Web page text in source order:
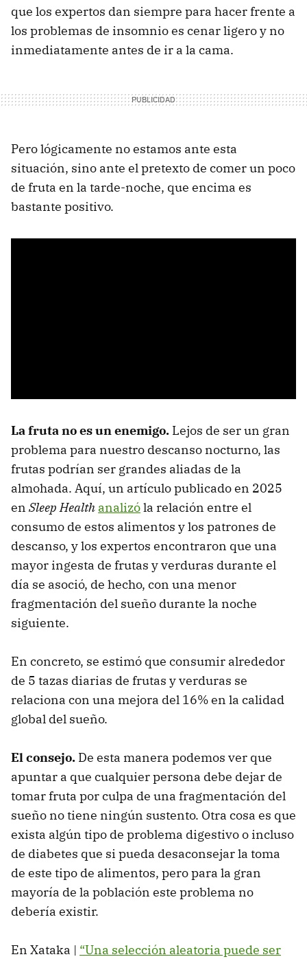
que los expertos dan siempre para hacer frente a
los problemas de insomnio es cenar ligero y no
inmediatamente antes de ir a la cama.
Pero lógicamente no estamos ante esta
situación, sino ante el pretexto de comer un poco
de fruta en la tarde-noche, que encima es
bastante positivo.
La fruta no es un enemigo. Lejos de ser un gran
problema para nuestro descanso nocturno, las
frutas podrían ser grandes aliadas de la
almohada. Aquí, un artículo publicado en 2025
en Sleep Health analizóla relación entre el
consumo de estos alimentos y los patrones de
descanso, y los expertos encontraron que una
mayor ingesta de frutas y verduras durante el
día se asoció, de hecho, con una menor
fragmentación del sueño durante la noche
siguiente.
En concreto, se estimó que consumir alrededor
de 5 tazas diarias de frutas y verduras se
relaciona con una mejora del 16% en la calidad
global del sueño.
El consejo. De esta manera podemos ver que
apuntar a que cualquier persona debe dejar de
tomar fruta por culpa de una fragmentación del
sueño no tiene ningún sustento. Otra cosa es que
exista algún tipo de problema digestivo o incluso
de diabetes que si pueda desaconsejar la toma
de este tipo de alimentos, pero para la gran
mayoría de la población este problema no
debería existir.
En Xataka | “Una selección aleatoria puede ser